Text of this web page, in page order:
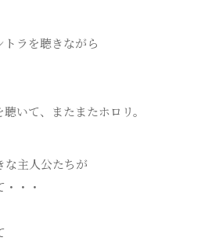
ラを聴きながら
いて、またまたホロリ。
な主人公たちが
・・